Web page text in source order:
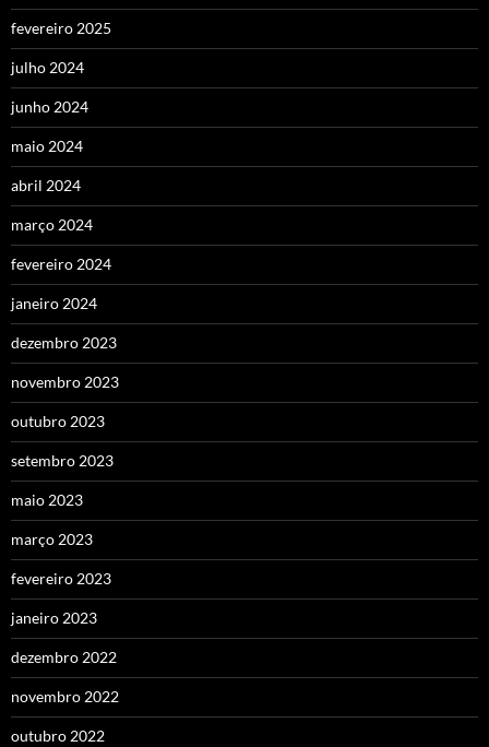
fevereiro 2025
julho 2024
junho 2024
maio 2024
abril 2024
março 2024
fevereiro 2024
janeiro 2024
dezembro 2023
novembro 2023
outubro 2023
setembro 2023
maio 2023
março 2023
fevereiro 2023
janeiro 2023
dezembro 2022
novembro 2022
outubro 2022